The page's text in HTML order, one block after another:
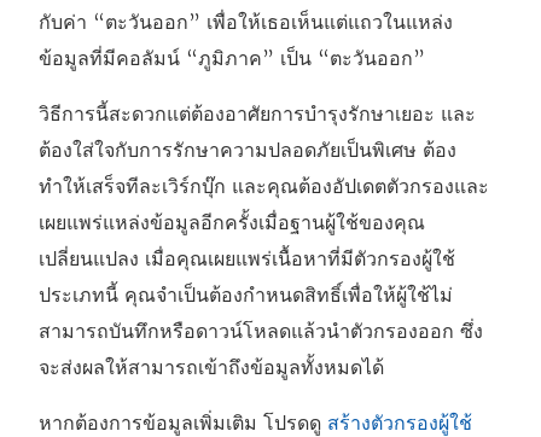
กับค่า “ตะวันออก” เพื่อให้เธอเห็นแต่แถวในแหล่ง
ข้อมูลที่มีคอลัมน์ “ภูมิภาค” เป็น “ตะวันออก”
วิธีการนี้สะดวกแต่ต้องอาศัยการบำรุงรักษาเยอะ และ
ต้องใส่ใจกับการรักษาความปลอดภัยเป็นพิเศษ ต้อง
ทำให้เสร็จทีละเวิร์กบุ๊ก และคุณต้องอัปเดตตัวกรองและ
เผยแพร่แหล่งข้อมูลอีกครั้งเมื่อฐานผู้ใช้ของคุณ
เปลี่ยนแปลง เมื่อคุณเผยแพร่เนื้อหาที่มีตัวกรองผู้ใช้
ประเภทนี้ คุณจำเป็นต้องกำหนดสิทธิ์เพื่อให้ผู้ใช้ไม่
สามารถบันทึกหรือดาวน์โหลดแล้วนำตัวกรองออก ซึ่ง
จะส่งผลให้สามารถเข้าถึงข้อมูลทั้งหมดได้
หากต้องการข้อมูลเพิ่มเติม โปรดดู สร้างตัวกรองผู้ใช้